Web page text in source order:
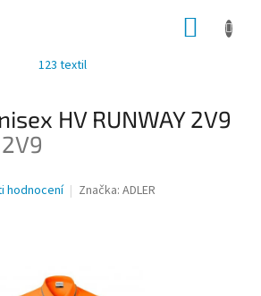
123 textil
HV RUNWAY 2V9
hodnocení Značka: ADLER